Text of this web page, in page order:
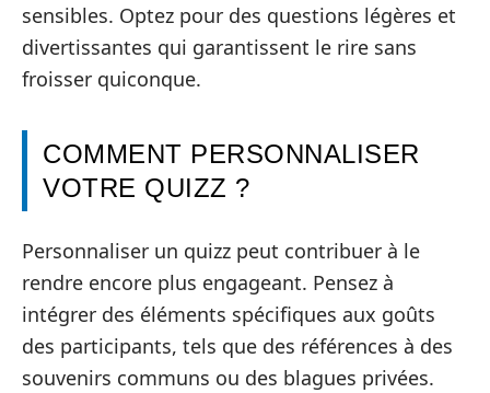
sensibles. Optez pour des questions légères et
divertissantes qui garantissent le rire sans
froisser quiconque.
COMMENT PERSONNALISER
VOTRE QUIZZ ?
Personnaliser un quizz peut contribuer à le
rendre encore plus engageant. Pensez à
intégrer des éléments spécifiques aux goûts
des participants, tels que des références à des
souvenirs communs ou des blagues privées.